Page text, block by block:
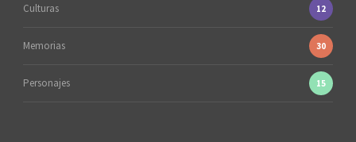
Culturas 12
Memorias 30
Personajes 15